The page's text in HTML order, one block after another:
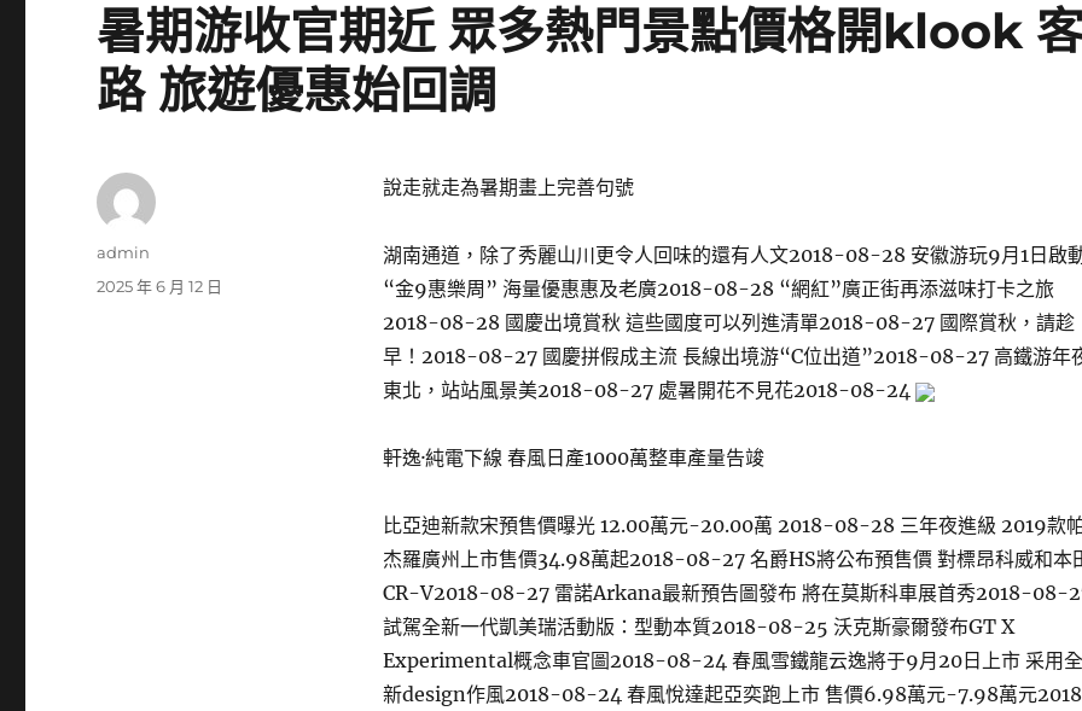
暑期游收官期近 眾多熱門景點價格開klook
路 旅遊優惠始回調
說走就走為暑期畫上完善句號
湖南通道，除了秀麗山川更令人回味的還有人文2018-08-28 安徽游玩9月1日啟
“金9惠樂周” 海量優惠惠及老廣2018-08-28 “網紅”廣正街再添滋味打卡之旅
2018-08-28 國慶出境賞秋 這些國度可以列進清單2018-08-27 國際賞秋，請趁
早！2018-08-27 國慶拼假成主流 長線出境游“C位出道”2018-08-27 高鐵游年
東北，站站風景美2018-08-27 處暑開花不見花2018-08-24
軒逸·純電下線 春風日產1000萬整車產量告竣
比亞迪新款宋預售價曝光 12.00萬元-20.00萬 2018-08-28 三年夜進級 2019款
杰羅廣州上市售價34.98萬起2018-08-27 名爵HS將公布預售價 對標昂科威和本
CR-V2018-08-27 雷諾Arkana最新預告圖發布 將在莫斯科車展首秀2018-08-
試駕全新一代凱美瑞活動版：型動本質2018-08-25 沃克斯豪爾發布GT X
Experimental概念車官圖2018-08-24 春風雪鐵龍云逸將于9月20日上市 采用全
新design作風2018-08-24 春風悅達起亞奕跑上市 售價6.98萬元-7.98萬元
作
admin
發
2025 年 6 月 12 日